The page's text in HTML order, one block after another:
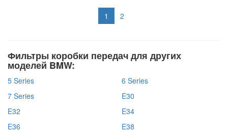
1 2
Фильтры коробки передач для других
моделей BMW:
5 Series
6 Series
7 Series
E30
E32
E34
E36
E38